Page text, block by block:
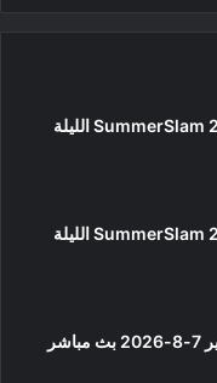
عرض سمر سلام SummerSlam 2026 الليلة
عرض سمر سلام SummerSlam 2026 الليلة
عرض سماك داون الأخير 7-8-2026 بث مباشر